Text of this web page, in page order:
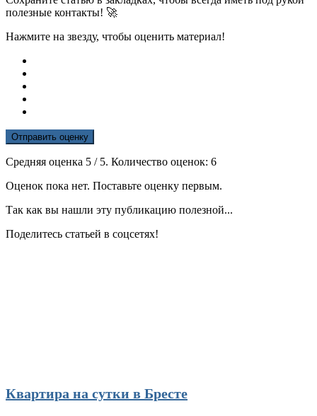
полезные контакты! 🚀
Нажмите на звезду, чтобы оценить материал!
Отправить оценку
Средняя оценка 5 / 5. Количество оценок: 6
Оценок пока нет. Поставьте оценку первым.
Так как вы нашли эту публикацию полезной...
Поделитесь статьей в соцсетях!
Квартира на сутки в Бресте